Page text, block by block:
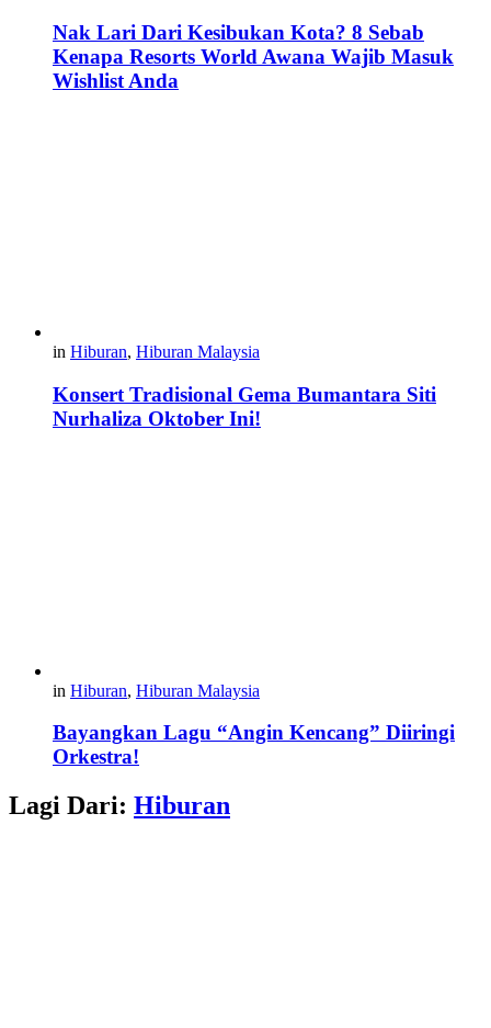
Nak Lari Dari Kesibukan Kota? 8 Sebab
Kenapa Resorts World Awana Wajib Masuk
Wishlist Anda
in Hiburan, Hiburan Malaysia
Konsert Tradisional Gema Bumantara Siti
Nurhaliza Oktober Ini!
in Hiburan, Hiburan Malaysia
Bayangkan Lagu “Angin Kencang” Diiringi
Orkestra!
Lagi Dari: Hiburan